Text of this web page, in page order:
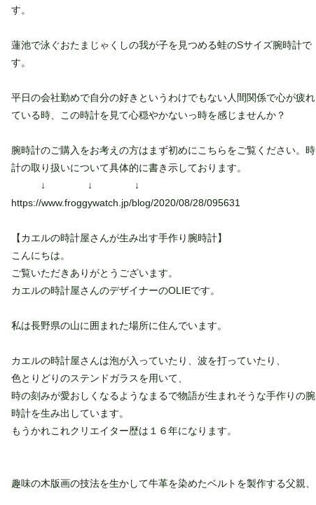
す。
蓮池で泳ぐおたまじゃくしの我が子を見つめる蛙のSサイズ腕時計で
す。
平日の会社勤めで自分の好きというわけでもない人間関係で心が疲れ
ている時、この時計を見て心穏やかないっ時を感じませんか？
腕時計のご購入をお考えの方はまず初めにこちらをご覧ください。時
計の取り扱いについて具体的に書き示しております。
↓ ↓ ↓
https://www.froggywatch.jp/blog/2020/08/28/095631
【カエルの時計屋さんが生み出す手作り腕時計】
こんにちは。
ご覧いただきありがとうございます。
カエルの時計屋さんのデザイナーのOLIEです。
私は長野県の山に囲まれた場所に住んでいます。
カエルの時計屋さんは泡が入っていたり、波を打っていたり、
色とりどりのステンドガラスを用いて、
時の刻みが愛おしくなるようなまるで物語が生まれそうな手作りの腕
時計を生み出しています。
もうかれこれクリエイター歴は１６年になります。
趣味の木版画の技法を生かして牛革を染めたベルトを製作する父親、